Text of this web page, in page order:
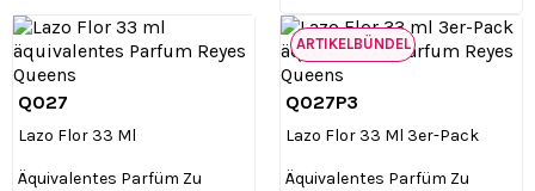
Q027
Lazo Flor 33 Ml
Äquivalentes Parfüm Zu

Q027P3
Lazo Flor 33 Ml 3er-Pack
Äquivalentes Parfüm Zu
ARTIKELBÜNDEL